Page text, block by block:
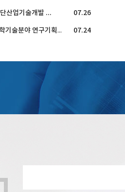
산업기술개발 ... 07.26
2026년도 제3차 과학기술분야 연구기획과제 공모 07.24